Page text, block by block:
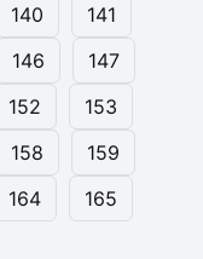
140
141
146
147
152
153
158
159
164
165